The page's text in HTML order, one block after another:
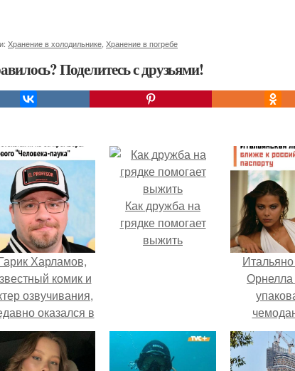
Хранение в холодильнике Хранение в погребе
Поделитесь с друзьями!
Харламов,
комик и
озвучивания,
оказался в
внимания
за своей работы
над озвучкой
Как дружба на
грядке помогает
выжить
Орнелла